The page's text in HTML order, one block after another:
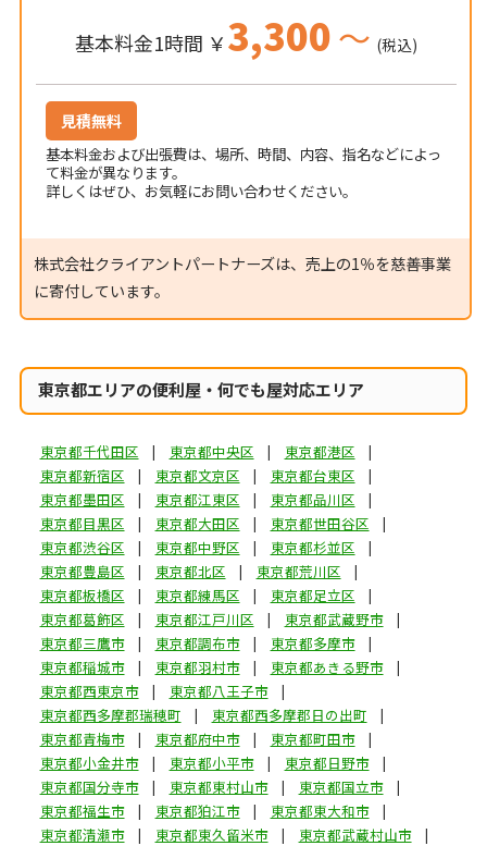
基本料金1時間 ￥3,300～ (税込)
見積無料
基本料金および出張費は、場所、時間、内容、指名などによっ
て料金が異なります。
詳しくはぜひ、お気軽にお問い合わせください。
株式会社クライアントパートナーズは、売上の1％を慈善事業
に寄付しています。
東京都エリアの便利屋・何でも屋対応エリア
東京都千代田区 東京都中央区
東京都港区
東京都新宿区
東京都文京区
東京都台東区
東京都墨田区
東京都江東区
東京都品川区
東京都目黒区
東京都大田区
東京都世田谷区
東京都渋谷区
東京都中野区
東京都杉並区
東京都豊島区
東京都北区
東京都荒川区
東京都板橋区
東京都練馬区
東京都足立区
東京都葛飾区
東京都江戸川区
東京都武蔵野市
東京都三鷹市
東京都調布市
東京都多摩市
東京都稲城市
東京都羽村市
東京都あきる野市
東京都西東京市
東京都八王子市
東京都西多摩郡瑞穂町
東京都西多摩郡日の出町
東京都青梅市
東京都府中市
東京都町田市
東京都小金井市
東京都小平市
東京都日野市
東京都国分寺市
東京都東村山市
東京都国立市
東京都福生市
東京都狛江市
東京都東大和市
東京都清瀬市
東京都東久留米市
東京都武蔵村山市